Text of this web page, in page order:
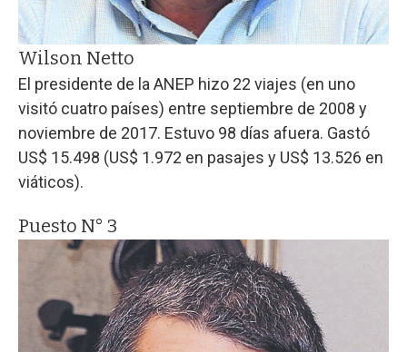
Wilson Netto
El presidente de la ANEP hizo 22 viajes (en uno
visitó cuatro países) entre septiembre de 2008 y
noviembre de 2017. Estuvo 98 días afuera. Gastó
US$ 15.498 (US$ 1.972 en pasajes y US$ 13.526 en
viáticos).
Puesto N° 3